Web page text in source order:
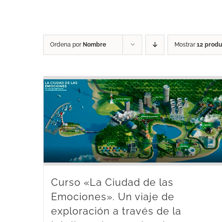
Ordena por Nombre Mostrar12
Curso «La Ciudad de las
Emociones». Un viaje de
exploración a través de la